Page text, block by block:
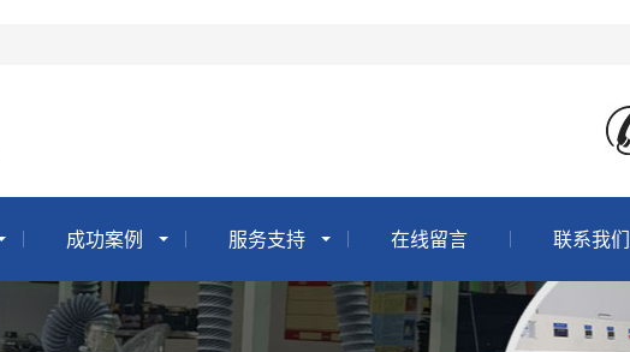
成功案例 服务支持 在线留言 联系我们